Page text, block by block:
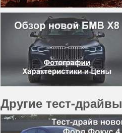
Другие тест-драйвы